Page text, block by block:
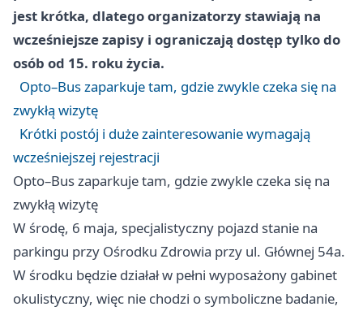
jest krótka, dlatego organizatorzy stawiają na
wcześniejsze zapisy i ograniczają dostęp tylko do
osób od 15. roku życia.
Opto–Bus zaparkuje tam, gdzie zwykle czeka się na
zwykłą wizytę
Krótki postój i duże zainteresowanie wymagają
wcześniejszej rejestracji
Opto–Bus zaparkuje tam, gdzie zwykle czeka się na
zwykłą wizytę
W środę, 6 maja, specjalistyczny pojazd stanie na
parkingu przy Ośrodku Zdrowia przy ul. Głównej 54a.
W środku będzie działał w pełni wyposażony gabinet
okulistyczny, więc nie chodzi o symboliczne badanie,